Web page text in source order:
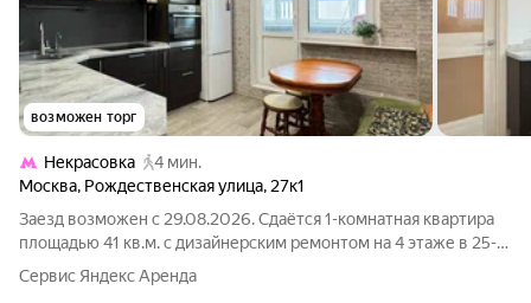
возможен торг
Некрасовка
4 мин.
Москва, Рождественская улица, 27к1
Заезд возможен с 29.08.2026. Сдаётся 1-комнатная квартира
площадью 41 кв.м. с дизайнерским ремонтом на 4 этаже в 25-
этажном доме на срок от 11 месяцев. Из техники есть: Духовой
шкаф Варочная панель Стиральная машина Холодильник
Сервис Яндекс Аренда